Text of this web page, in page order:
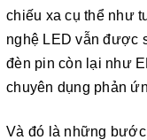
chiếu xa cụ thể như
nghệ LED vẫn được
đèn pin còn lại như
chuyên dụng phản
Và đó là những